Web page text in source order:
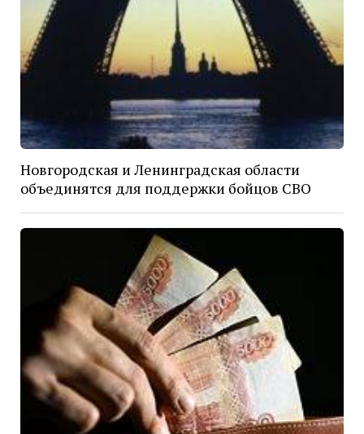
Новгородская и Ленинградская области
объединятся для поддержки бойцов СВО